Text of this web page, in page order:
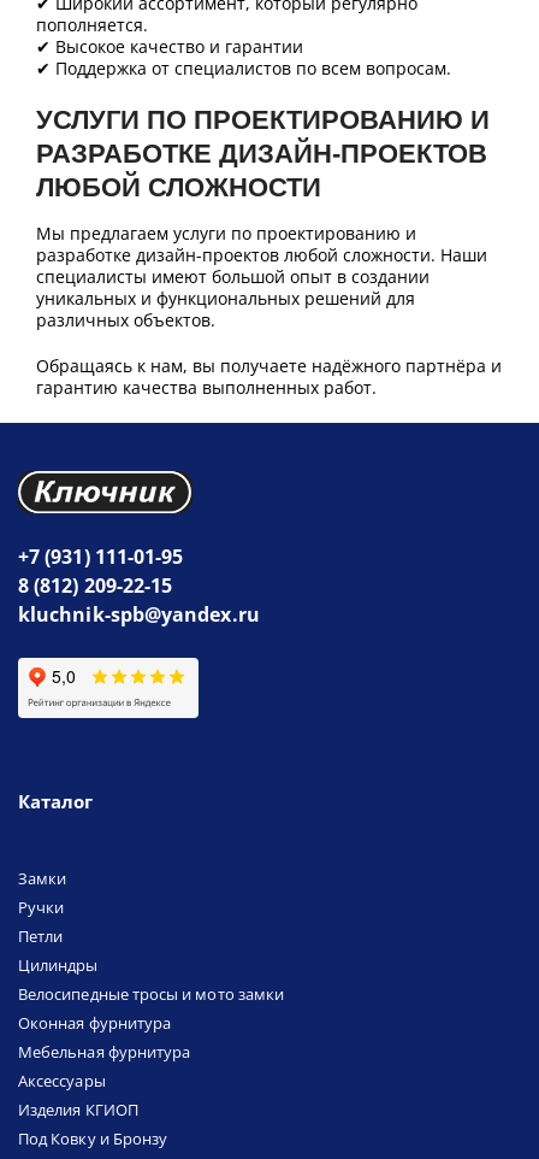
пополняется.
✔ Высокое качество и гарантии
✔ Поддержка от специалистов по всем вопросам.
УСЛУГИ ПО ПРОЕКТИРОВАНИЮ И
РАЗРАБОТКЕ ДИЗАЙН-ПРОЕКТОВ
ЛЮБОЙ СЛОЖНОСТИ
Мы предлагаем услуги по проектированию и
разработке дизайн-проектов любой сложности. Наши
специалисты имеют большой опыт в создании
уникальных и функциональных решений для
различных объектов.
Обращаясь к нам, вы получаете надёжного партнёра и
гарантию качества выполненных работ.
+7 (931) 111-01-95
8 (812) 209-22-15
kluchnik-spb@yandex.ru
Каталог
Замки
Ручки
Петли
Цилиндры
Велосипедные тросы и мото замки
Оконная фурнитура
Мебельная фурнитура
Аксессуары
Изделия КГИОП
Под Ковку и Бронзу